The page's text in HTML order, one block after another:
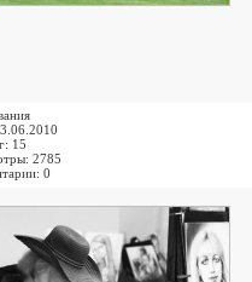
15
2785
0